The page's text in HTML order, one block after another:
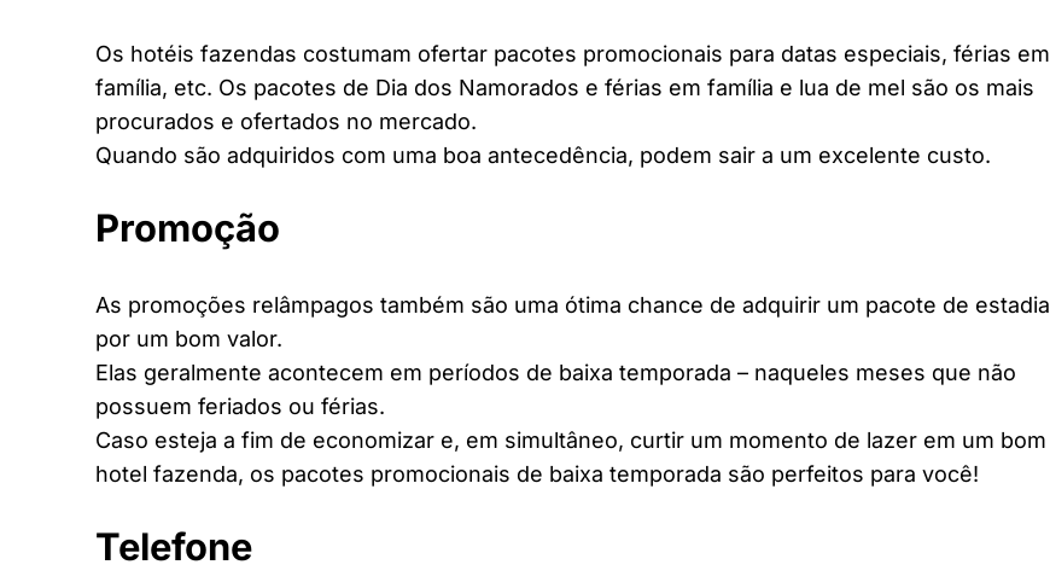
Os hotéis fazendas costumam ofertar pacotes promocionais para datas especiais, férias em
família, etc. Os pacotes de Dia dos Namorados e férias em família e lua de mel são os mais
procurados e ofertados no mercado.
Quando são adquiridos com uma boa antecedência, podem sair a um excelente custo.
Promoção
As promoções relâmpagos também são uma ótima chance de adquirir um pacote de estadia
por um bom valor.
Elas geralmente acontecem em períodos de baixa temporada – naqueles meses que não
possuem feriados ou férias.
Caso esteja a fim de economizar e, em simultâneo, curtir um momento de lazer em um bom
hotel fazenda, os pacotes promocionais de baixa temporada são perfeitos para você!
Telefone